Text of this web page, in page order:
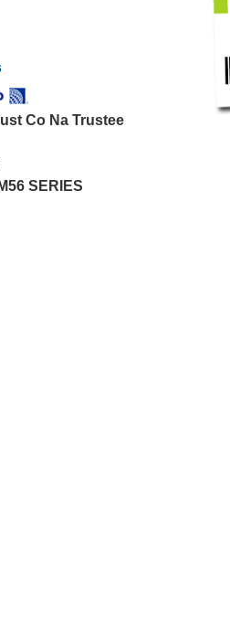
Co Na Trustee
SERIES